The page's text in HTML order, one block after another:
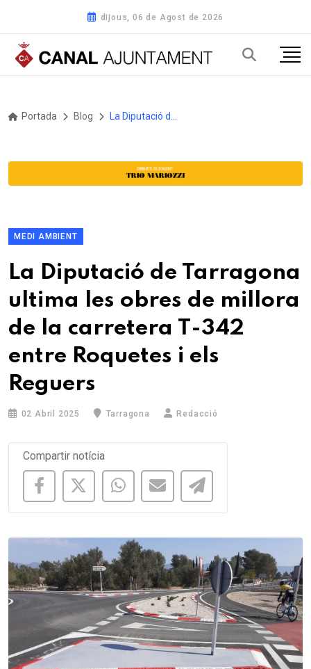
dijous, 06 de Agost de 2026
Portada Blog
MEDI AMBIENT
La Diputació de Tarragona
ultima les obres de millora
de la carretera T-342
entre Roquetes i els
Reguers
02 Abril 2025 Tarragona Redacció
Compartir notícia